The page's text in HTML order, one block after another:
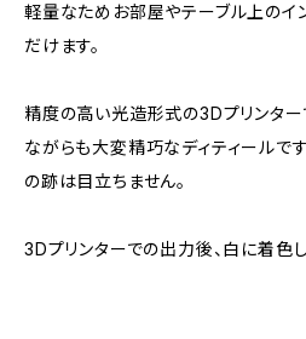
軽量なためお部屋やテーブル上のイ
だけます。
精度の高い光造形式の3Dプリンター
ながらも大変精巧なディティールで
の跡は目立ちません。
3Dプリンターでの出力後、白に着色し